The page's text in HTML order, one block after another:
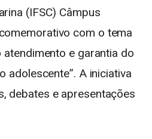
(IFSC) Câmpus
com o tema
atendimento e garantia do
adolescente”. A iniciativa
debates e apresentações